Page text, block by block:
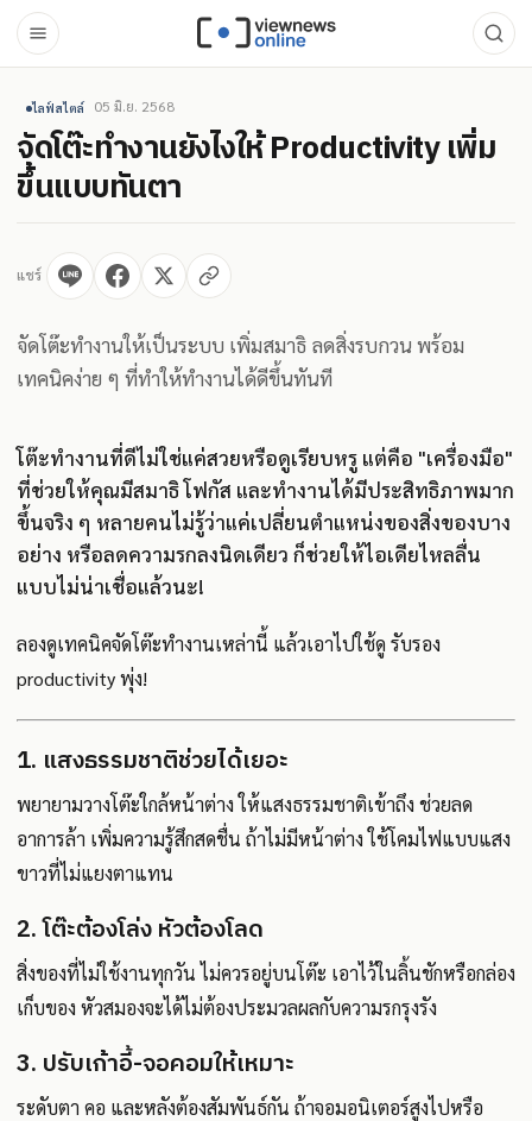
ไลฟ์สไตล์ 05 มิ.ย. 2568
จัดโต๊ะทำงานยังไงให้ Productivity เพิ่ม
ขึ้นแบบทันตา
แชร์
จัดโต๊ะทำงานให้เป็นระบบ เพิ่มสมาธิ ลดสิ่งรบกวน พร้อม
เทคนิคง่าย ๆ ที่ทำให้ทำงานได้ดีขึ้นทันที
โต๊ะทำงานที่ดีไม่ใช่แค่สวยหรือดูเรียบหรู แต่คือ "เครื่องมือ"
ที่ช่วยให้คุณมีสมาธิ โฟกัส และทำงานได้มีประสิทธิภาพมาก
ขึ้นจริง ๆ หลายคนไม่รู้ว่าแค่เปลี่ยนตำแหน่งของสิ่งของบาง
อย่าง หรือลดความรกลงนิดเดียว ก็ช่วยให้ไอเดียไหลลื่น
แบบไม่น่าเชื่อแล้วนะ!
ลองดูเทคนิคจัดโต๊ะทำงานเหล่านี้ แล้วเอาไปใช้ดู รับรอง
productivity พุ่ง!
1. แสงธรรมชาติช่วยได้เยอะ
พยายามวางโต๊ะใกล้หน้าต่าง ให้แสงธรรมชาติเข้าถึง ช่วยลด
อาการล้า เพิ่มความรู้สึกสดชื่น ถ้าไม่มีหน้าต่าง ใช้โคมไฟแบบแสง
ขาวที่ไม่แยงตาแทน
2. โต๊ะต้องโล่ง หัวต้องโลด
สิ่งของที่ไม่ใช้งานทุกวัน ไม่ควรอยู่บนโต๊ะ เอาไว้ในลิ้นชักหรือกล่อง
เก็บของ หัวสมองจะได้ไม่ต้องประมวลผลกับความรกรุงรัง
3. ปรับเก้าอี้-จอคอมให้เหมาะ
ระดับตา คอ และหลังต้องสัมพันธ์กัน ถ้าจอมอนิเตอร์สูงไปหรือ